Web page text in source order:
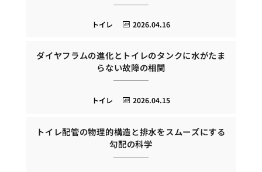
2026.04.16
トイレ
ダイヤフラムの進化とトイレのタンクに水がたま
らない故障の相関
2026.04.15
トイレ
トイレ配管の物理的構造と排水をスムーズにする
勾配の科学